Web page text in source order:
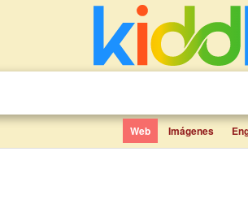
Web Imágenes